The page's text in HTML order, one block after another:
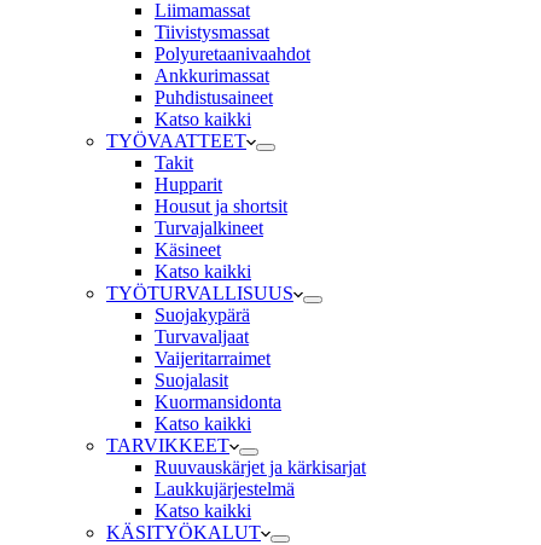
Liimamassat
Tiivistysmassat
Polyuretaanivaahdot
Ankkurimassat
Puhdistusaineet
Katso kaikki
TYÖVAATTEET
Takit
Hupparit
Housut ja shortsit
Turvajalkineet
Käsineet
Katso kaikki
TYÖTURVALLISUUS
Suojakypärä
Turvavaljaat
Vaijeritarraimet
Suojalasit
Kuormansidonta
Katso kaikki
TARVIKKEET
Ruuvauskärjet ja kärkisarjat
Laukkujärjestelmä
Katso kaikki
KÄSITYÖKALUT